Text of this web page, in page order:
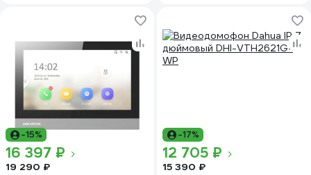
-15%
16 397 ₽
19 290 ₽
-17%
12 705 ₽
15 390 ₽